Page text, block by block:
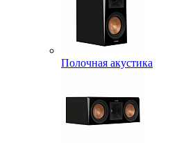
Полочная акустика